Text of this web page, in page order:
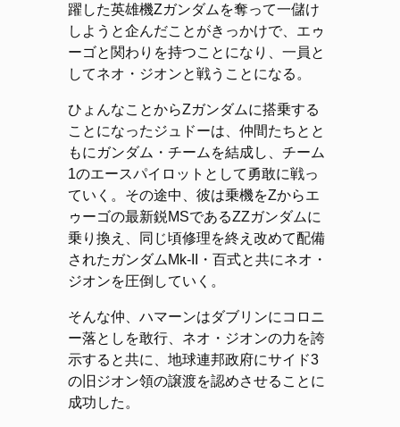
躍した英雄機Ζガンダムを奪って一儲け
しようと企んだことがきっかけで、エゥ
ーゴと関わりを持つことになり、一員と
してネオ・ジオンと戦うことになる。
ひょんなことからΖガンダムに搭乗する
ことになったジュドーは、仲間たちとと
もにガンダム・チームを結成し、チーム
1のエースパイロットとして勇敢に戦っ
ていく。その途中、彼は乗機をΖからエ
ゥーゴの最新鋭MSであるΖΖガンダムに
乗り換え、同じ頃修理を終え改めて配備
されたガンダムMk-II・百式と共にネオ・
ジオンを圧倒していく。
そんな仲、ハマーンはダブリンにコロニ
ー落としを敢行、ネオ・ジオンの力を誇
示すると共に、地球連邦政府にサイド3
の旧ジオン領の譲渡を認めさせることに
成功した。